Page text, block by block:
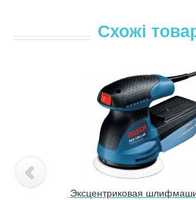
Схожі
Эксцентриковая